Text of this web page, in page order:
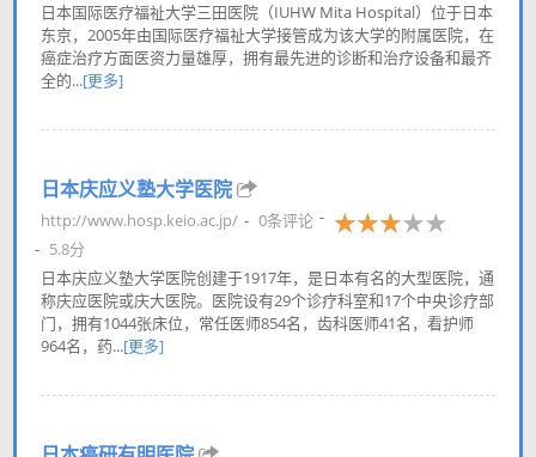
日本国际医疗福祉大学三田医院（IUHW Mita Hospital）位于日本
东京，2005年由国际医疗福祉大学接管成为该大学的附属医院，在
癌症治疗方面医资力量雄厚，拥有最先进的诊断和治疗设备和最齐
全的...[更多]
日本庆应义塾大学医院
http://www.hosp.keio.ac.jp/
0条评论
5.8分
日本庆应义塾大学医院创建于1917年，是日本有名的大型医院，通
称庆应医院或庆大医院。医院设有29个诊疗科室和17个中央诊疗部
门，拥有1044张床位，常任医师854名，齿科医师41名，看护师
964名，药...[更多]